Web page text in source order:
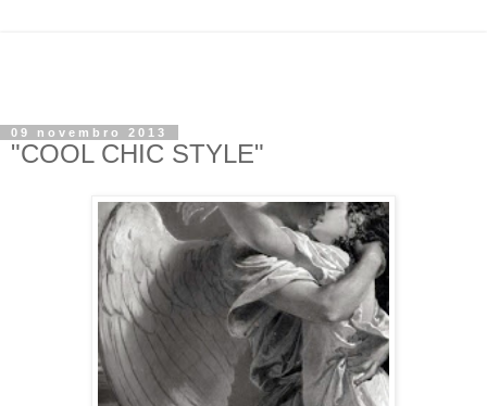
09 novembro 2013
"COOL CHIC STYLE"